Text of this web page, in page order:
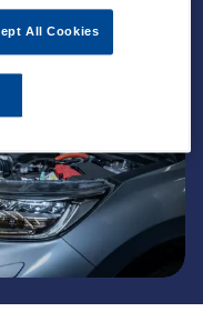
All Cookies